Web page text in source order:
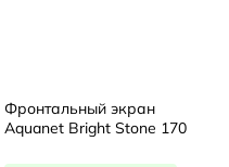
Фронтальный экран
Aquanet Bright Stone 170